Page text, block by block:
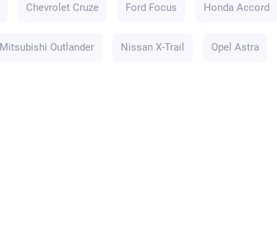
Chevrolet Cruze Ford Focus Honda Accord
Mitsubishi Outlander Nissan X-Trail Opel Astra